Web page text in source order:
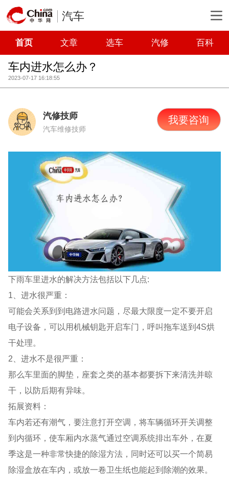
汽车
首页 文章 选车 汽修 百科
车内进水怎么办？
2023-07-17 16:18:55
汽修技师
汽车维修技师
我要咨询
下雨车里进水的解决方法包括以下几点:
1、进水很严重：
可能会关系到到电路进水问题，尽最大限度一定不要开启
电子设备，可以用机械钥匙开启车门，呼叫拖车送到4S烘
干处理。
2、进水不是很严重：
那么车里面的脚垫，座套之类的基本都要拆下来清洗并晾
干，以防后期有异味。
拓展资料：
车内若还有潮气，要注意打开空调，将车辆循环开关调整
到内循环，使车厢内水蒸气通过空调系统排出车外，在夏
季这是一种非常快捷的除湿方法，同时还可以买一个简易
除湿盒放在车内，或放一卷卫生纸也能起到除潮的效果。